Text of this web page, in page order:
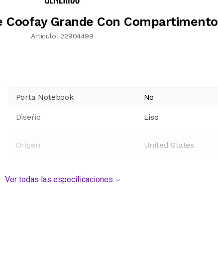
Coofay Grande Con Compartimento
Artículo: 22904499
Porta Notebook No
Diseño Liso
Origen United States
Ver todas las especificaciones